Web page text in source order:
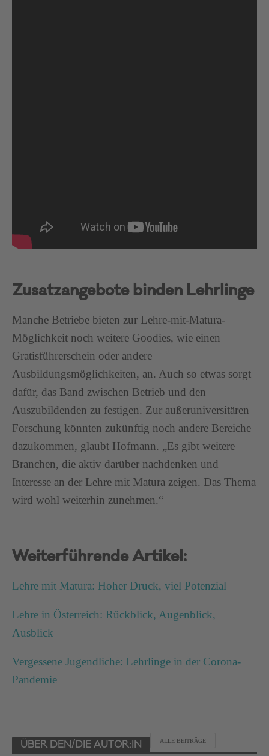
Zusatzangebote binden Lehrlinge
Manche Betriebe bieten zur Lehre-mit-Matura-
Möglichkeit noch weitere Goodies, wie einen
Gratisführerschein oder andere
Ausbildungsmöglichkeiten, an. Auch so etwas sorgt
dafür, das Band zwischen Betrieb und den
Auszubildenden zu festigen. Zur außeruniversitären
Forschung könnten zukünftig noch andere Bereiche
dazukommen, glaubt Hofmann. „Es gibt weitere
Branchen, die aktiv darüber nachdenken und
Interesse an der Lehre mit Matura zeigen. Das Thema
wird wohl weiterhin zunehmen.“
Weiterführende Artikel:
Lehre mit Matura: Hoher Druck, viel Potenzial
Lehre in Österreich: Rückblick, Augenblick,
Ausblick
Vergessene Jugendliche: Lehrlinge in der Corona-
Pandemie
ÜBER DEN/DIE AUTOR:IN
ALLE BEITRÄGE